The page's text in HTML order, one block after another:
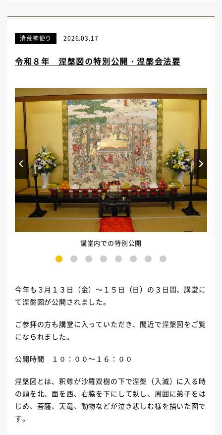
清荒神便り 2026.03.17
令和８年 涅槃図の特別公開・涅槃会法要
講堂内での特別公開
3 4 5 6 7 8
Prev Next
今年も３月１３日（金）～１５日（日）の３日間、講堂に
て涅槃図が公開されました。
ご参拝の方も講堂に入っていただき、間近で涅槃図をご覧
になられました。
公開時間 １０：００～１６：００
涅槃図とは、釈尊が沙羅双樹の下で涅槃（入滅）に入る時
の頭を北、面を西、右脇を下にして臥し、周囲に弟子をは
じめ、菩薩、天竜、動物などが泣き悲しむ様を描いた図で
す。